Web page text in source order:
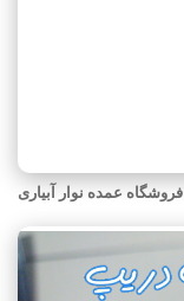
فروشگاه عمده نوار آبیاری